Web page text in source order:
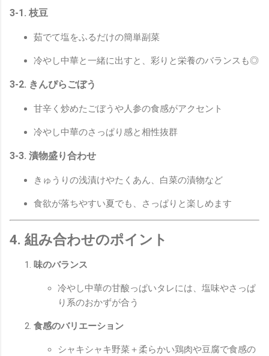
3-1. 枝豆
茹でて塩をふるだけの簡単副菜
冷やし中華と一緒に出すと、彩りと栄養のバランスも◎
3-2. きんぴらごぼう
甘辛く炒めたごぼうや人参の食感がアクセント
冷やし中華のさっぱり感と相性抜群
3-3. 漬物盛り合わせ
きゅうりの浅漬けやたくあん、白菜の漬物など
食欲が落ちやすい夏でも、さっぱりと楽しめます
4. 組み合わせのポイント
味のバランス
冷やし中華の甘酸っぱいタレには、塩味やさっぱ
り系のおかずが合う
食感のバリエーション
シャキシャキ野菜＋柔らかい鶏肉や豆腐で食感の